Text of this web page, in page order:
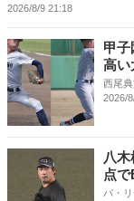
2026/8/9 21:18
甲
高い
西尾典
2026/
八
点
パ・